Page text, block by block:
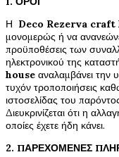
Η Deco Rezerva craft
μονομερώς ή να
προϋποθέσεις των
ηλεκτρονικού της
house αναλαμβάνει την
τυχόν τροποποιήσεις
ιστοσελίδας του
Διευκρινίζεται ότι η
οποίες έχετε ήδη κάνει.
2. ΠΑΡΕΧΟΜΕΝΕΣ